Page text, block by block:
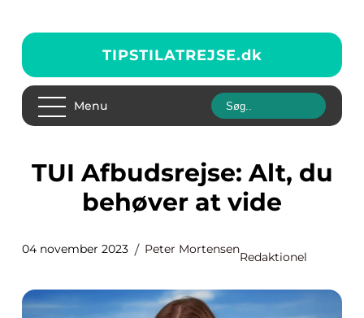
TIPSTILATREJSE.dk
Menu
TUI Afbudsrejse: Alt, du
behøver at vide
04 november 2023 Peter Mortensen
Redaktionel